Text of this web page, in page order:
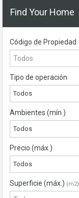
Find Your Home
Código de Propiedad
Tipo de operación
Todos
Ambientes (mín.)
Todos
Precio (máx.)
Todos
Superficie (máx.) (m2)